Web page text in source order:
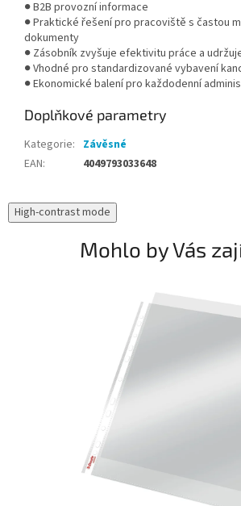
● B2B provozní informace
● Praktické řešení pro pracoviště s častou
dokumenty
● Zásobník zvyšuje efektivitu práce a
● Vhodné pro standardizované vybavení
● Ekonomické balení pro každodenní
Doplňkové parametry
Kategorie: Závěsné
EAN: 4049793033648
High-contrast mode
Mohlo by Vás